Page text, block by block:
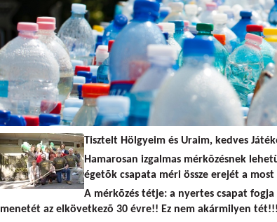
Tisztelt Hölgyeim és Uraim, kedves
Hamarosan izgalmas mérkõzésnek
égetõk csapata méri össze erejét a
A mérkõzés tétje: a nyertes csapat
menetét az elkövetkezõ 30 évre!! Ez nem akármilyen tét!!!